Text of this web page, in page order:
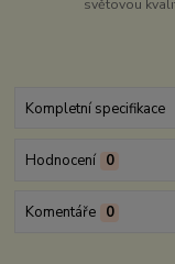
světovou
Kompletní specifikace
Hodnocení 0
Komentáře 0